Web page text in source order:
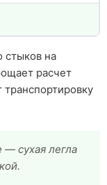
стыков на
расчет
транспортировку
— сухая легла